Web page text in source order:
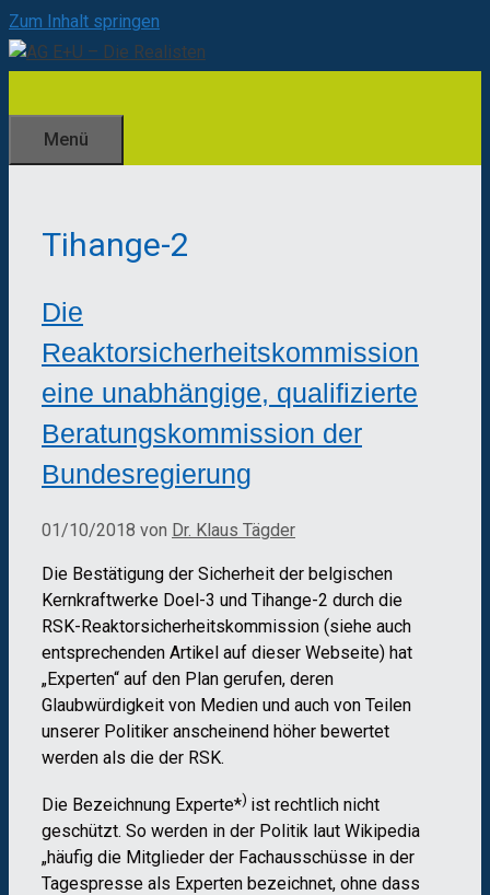
Zum Inhalt springen
Menü
Tihange-2
Die
Reaktorsicherheitskommission
eine unabhängige, qualifizierte
Beratungskommission der
Bundesregierung
01/10/2018 von Dr. Klaus Tägder
Die Bestätigung der Sicherheit der belgischen
Kernkraftwerke Doel-3 und Tihange-2 durch die
RSK-Reaktorsicherheitskommission (siehe auch
entsprechenden Artikel auf dieser Webseite) hat
„Experten“ auf den Plan gerufen, deren
Glaubwürdigkeit von Medien und auch von Teilen
unserer Politiker anscheinend höher bewertet
werden als die der RSK.
Die Bezeichnung Experte*) ist rechtlich nicht
geschützt. So werden in der Politik laut Wikipedia
„häufig die Mitglieder der Fachausschüsse in der
Tagespresse als Experten bezeichnet, ohne dass